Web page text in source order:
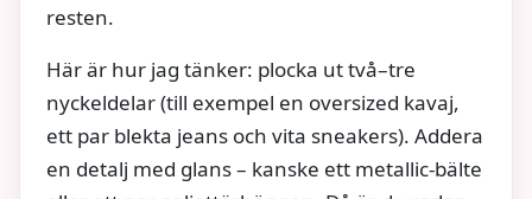
resten.
Här är hur jag tänker: plocka ut två–tre
nyckeldelar (till exempel en oversized kavaj,
ett par blekta jeans och vita sneakers). Addera
en detalj med glans – kanske ett metallic-bälte